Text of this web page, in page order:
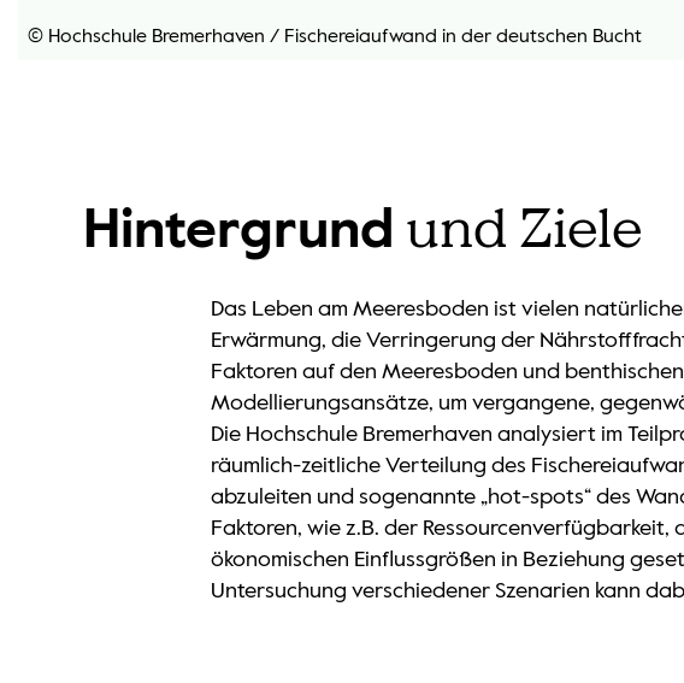
© Hochschule Bremerhaven /Fischereiaufwand in der deutschen Bucht
Hintergrund und Ziele
Das Leben am Meeresboden ist vielen
Erwärmung, die Verringerung der
Faktoren auf den Meeresboden und
Modellierungsansätze, um vergangene,
Die Hochschule Bremerhaven analysiert im
räumlich-zeitliche Verteilung des
abzuleiten und sogenannte „hot-spots“ des
Faktoren, wie z.B. der
ökonomischen Einflussgrößen in Beziehung
Untersuchung verschiedener Szenarien kann